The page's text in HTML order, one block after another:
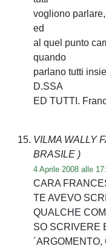
vogliono
ed
al quel punto
quando
parlano tutti
D.SSA
ED TUTTI.
VILMA WALLY
BRASILE )
4 Aprile 2008 alle
CARA
TE AVEVO
QUALCHE
SO SCRIVERE